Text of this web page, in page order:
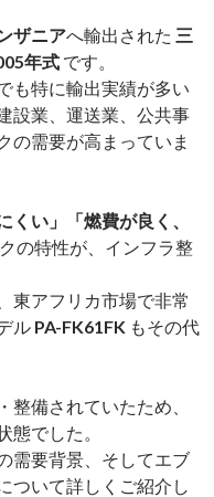
ザニアへ輸出された 三
年式 です。
も特に輸出実績が多い
設業、運送業、公共事
の需要が高まっていま
くい」「燃費が良く、
の特性が、インフラ整
東アフリカ市場で非常
ル PA-FK61FK もその代
整備されていたため、
態でした。
需要背景、そしてエブ
ついて詳しくご紹介し